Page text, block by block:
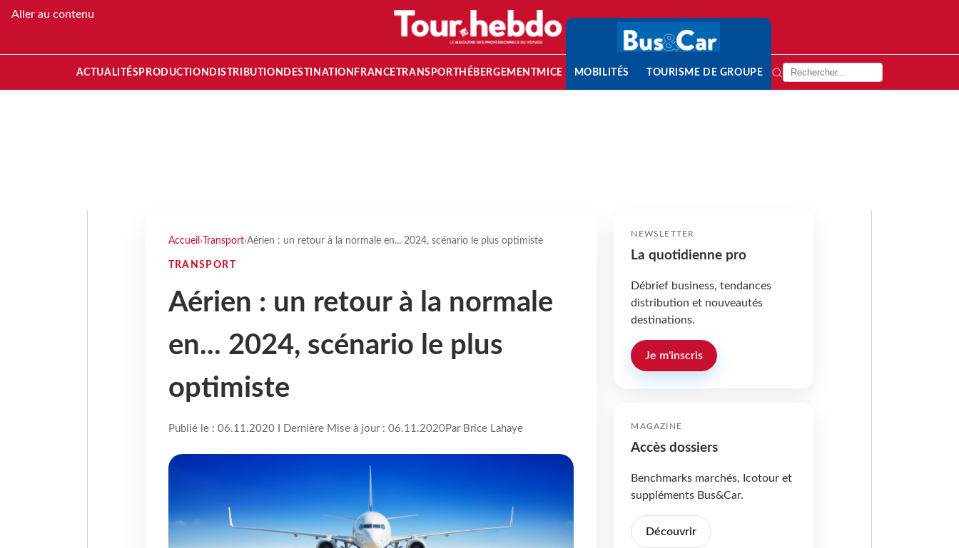
Aller au contenu
ACTUALITÉS PRODUCTION DISTRIBUTION DESTINATION FRANCETRANSPORT HÉBERGEMENTMICE MOBILITÉS TOURISME DE GROUPE
Accueil › Transport›Aérien : un retour à la normale en... 2024, scénario le plus optimiste
TRANSPORT
Aérien : un retour à la normale
en... 2024, scénario le plus
optimiste
Publié le : 06.11.2020 I Dernière Mise à jour : 06.11.2020Par Brice Lahaye
NEWSLETTER
La quotidienne pro
Débrief business, tendances
distribution et nouveautés
destinations.
Je m'inscris
MAGAZINE
Accès dossiers
Benchmarks marchés, Icotour et
suppléments Bus&Car.
Découvrir